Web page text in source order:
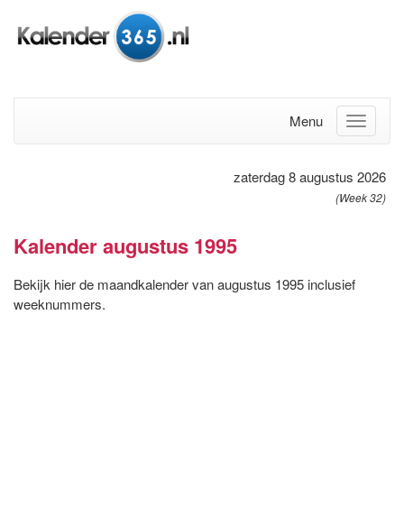
Menu
zaterdag 8 augustus 2026
(Week 32)
Kalender augustus 1995
Bekijk hier de maandkalender van augustus 1995 inclusief
weeknummers.